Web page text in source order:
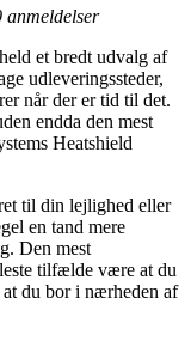
anmeldelser
et bredt udvalg af
udleveringssteder,
når der er tid til det.
endda den mest
Heatshield
til din lejlighed eller
en tand mere
Den mest
tilfælde være at du
du bor i nærheden af